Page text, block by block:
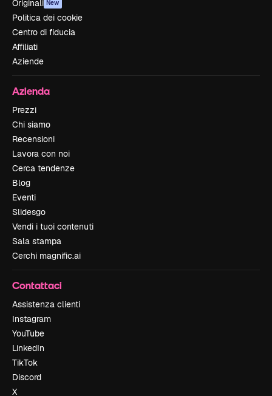
Originali New
Politica dei cookie
Centro di fiducia
Affiliati
Aziende
Azienda
Prezzi
Chi siamo
Recensioni
Lavora con noi
Cerca tendenze
Blog
Eventi
Slidesgo
Vendi i tuoi contenuti
Sala stampa
Cerchi magnific.ai
Contattaci
Assistenza clienti
Instagram
YouTube
LinkedIn
TikTok
Discord
X